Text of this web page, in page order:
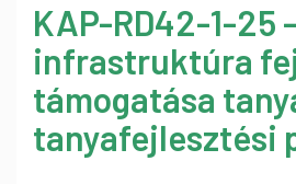
KAP-RD42-1-25
infrastruktúra
támogatása
tanyafejlesztési